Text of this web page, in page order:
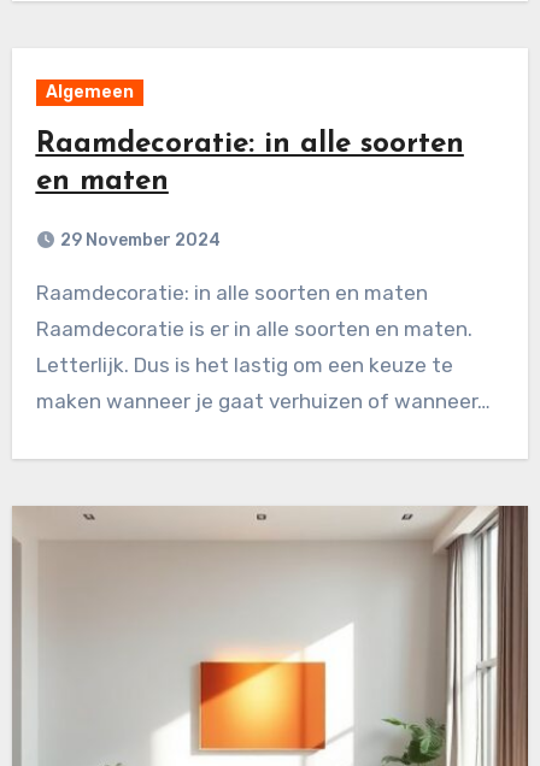
Algemeen
Raamdecoratie: in alle soorten
en maten
29 November 2024
Raamdecoratie: in alle soorten en maten
Raamdecoratie is er in alle soorten en maten.
Letterlijk. Dus is het lastig om een keuze te
maken wanneer je gaat verhuizen of wanneer…